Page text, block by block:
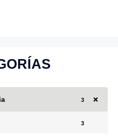
+
3
3